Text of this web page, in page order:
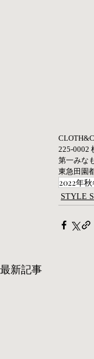
225-0002
第一みな
東急田園
2022年秋
STYLE
最新記事